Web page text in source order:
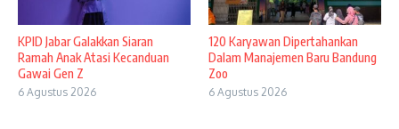
KPID Jabar Galakkan Siaran
Ramah Anak Atasi Kecanduan
Gawai Gen Z
6 Agustus 2026
120 Karyawan Dipertahankan
Dalam Manajemen Baru Bandung
Zoo
6 Agustus 2026